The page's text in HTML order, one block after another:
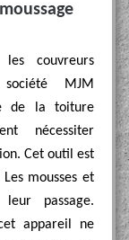
couvreurs
MJM
de la toiture
nécessiter
Cet outil est
mousses et
passage.
appareil ne